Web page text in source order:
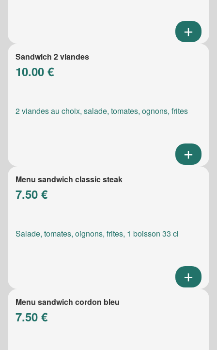
Sandwich 2 viandes
10.00 €
2 viandes au choix, salade, tomates, ognons, frites
Menu sandwich classic steak
7.50 €
Salade, tomates, oignons, frites, 1 boisson 33 cl
Menu sandwich cordon bleu
7.50 €